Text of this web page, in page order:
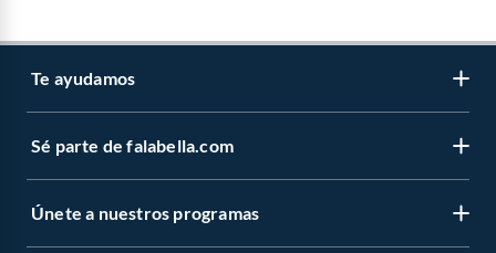
Te ayudamos
Atención por WhatsApp
Sé parte de falabella.com
Trabaja con nosotros
Únete a nuestros programas